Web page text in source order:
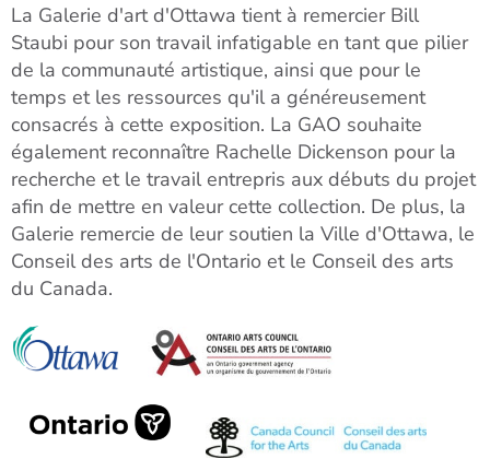
La Galerie d'art d'Ottawa tient à remercier Bill
Staubi pour son travail infatigable en tant que pilier
de la communauté artistique, ainsi que pour le
temps et les ressources qu'il a généreusement
consacrés à cette exposition. La GAO souhaite
également reconnaître Rachelle Dickenson pour la
recherche et le travail entrepris aux débuts du projet
afin de mettre en valeur cette collection. De plus, la
Galerie remercie de leur soutien la Ville d'Ottawa, le
Conseil des arts de l'Ontario et le Conseil des arts
du Canada.